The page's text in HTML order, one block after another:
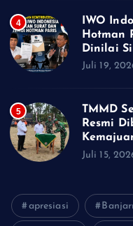
4
IWO
Hotman
Dinilai
Juli 19,
5
TMMD
Resmi
Juli 15,
apresiasi